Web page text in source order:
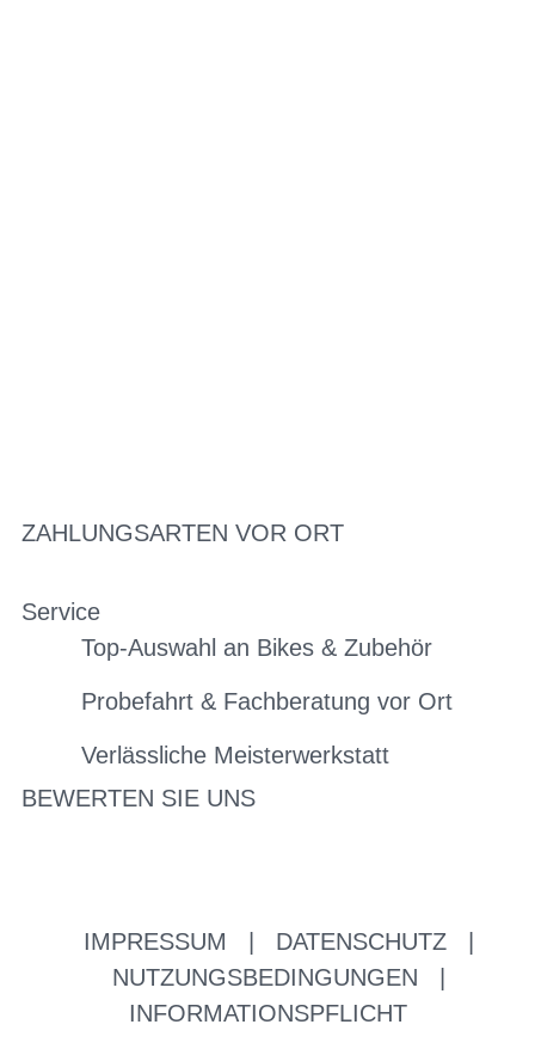
ZAHLUNGSARTEN VOR ORT
Service
Top-Auswahl an Bikes & Zubehör
Probefahrt & Fachberatung vor Ort
Verlässliche Meisterwerkstatt
BEWERTEN SIE UNS
IMPRESSUM DATENSCHUTZ
NUTZUNGSBEDINGUNGEN
INFORMATIONSPFLICHT